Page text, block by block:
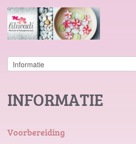
INFORMATIE
Voorbereiding